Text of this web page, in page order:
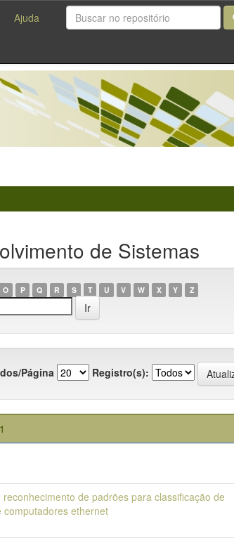
Ajuda
de Sistemas
O P Q R S T U V W X Y Z
Página Registro(s):
de padrões para classificação de
computadores ethernet